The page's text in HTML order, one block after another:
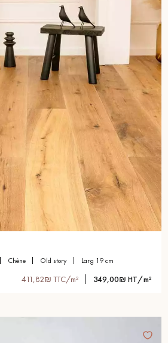
chêne old story larg 19 cm
411,82₪ TTC/m² 349,00₪ HT/m²